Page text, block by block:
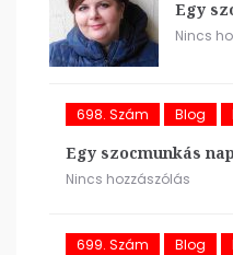
Egy
Nincs
698. Szám Blog
Egy szocmunkás
Nincs hozzászólás
699. Szám Blog